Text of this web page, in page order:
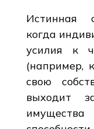
Истинная
когда
усилия к
(например,
свою
выходит